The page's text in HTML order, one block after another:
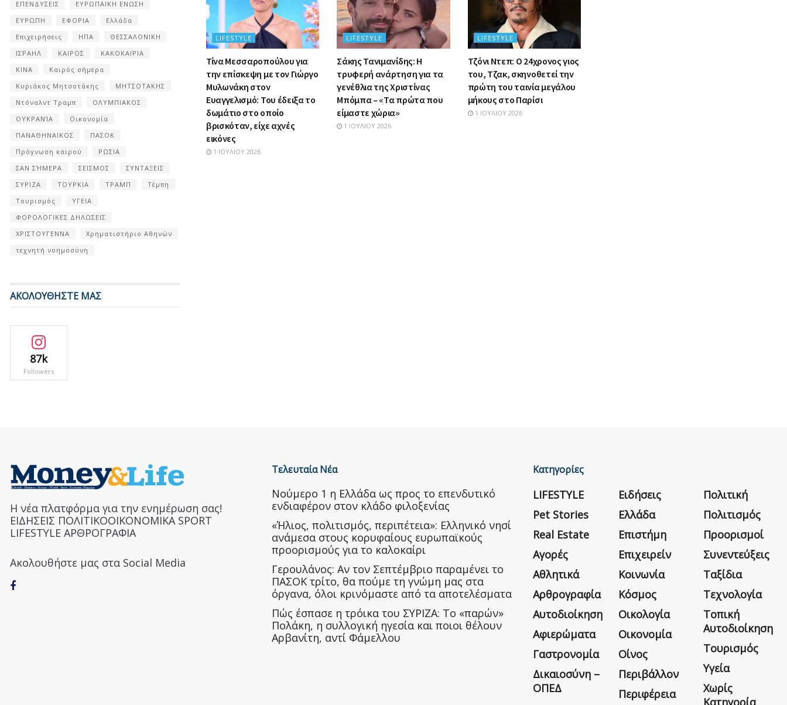
LIFESTYLE
Τίνα Μεσσαροπούλου για
την επίσκεψη με τον Γιώργο
Μυλωνάκη στον
Ευαγγελισμό: Του έδειξα το
δωμάτιο στο οποίο
βρισκόταν, είχε αχνές
εικόνες
1 ΙΟΥΛΊΟΥ 2026
LIFESTYLE
Σάκης Τανιμανίδης: Η
τρυφερή ανάρτηση για τα
γενέθλια της Χριστίνας
Μπόμπα – «Τα πρώτα που
είμαστε χώρια»
1 ΙΟΥΛΊΟΥ 2026
LIFESTYLE
Τζόνι Ντεπ: Ο 24χρονος γιος
του, Τζακ, σκηνοθετεί την
πρώτη του ταινία μεγάλου
μήκους στο Παρίσι
1 ΙΟΥΛΊΟΥ 2026
ΕΠΕΝΔΥΣΕΙΣ
ΕΥΡΩΠΑΪΚΗ ΕΝΩΣΗ
ΕΥΡΩΠΗ
ΕΦΟΡΙΑ
Ελλάδα
Επιχειρήσεις
ΗΠΑ
ΘΕΣΣΑΛΟΝΙΚΗ
ΙΣΡΑΗΛ
ΚΑΙΡΟΣ
ΚΑΚΟΚΑΙΡΙΑ
ΚΙΝΑ
Καιρός σήμερα
Κυριάκος Μητσοτάκης
ΜΗΤΣΟΤΑΚΗΣ
Ντόναλντ Τραμπ
ΟΛΥΜΠΙΑΚΟΣ
ΟΥΚΡΑΝΊΑ
Οικονομία
ΠΑΝΑΘΗΝΑΙΚΟΣ
ΠΑΣΟΚ
Πρόγνωση καιρού
ΡΩΣΙΑ
ΣΑΝ ΣΉΜΕΡΑ
ΣΕΙΣΜΟΣ
ΣΥΝΤΑΞΕΙΣ
ΣΥΡΙΖΑ
ΤΟΥΡΚΙΑ ΤΡΑΜΠ
Τέμπη
Τουρισμός
ΥΓΕΙΑ
ΦΟΡΟΛΟΓΙΚΕΣ ΔΗΛΩΣΕΙΣ
ΧΡΙΣΤΟΥΓΕΝΝΑ
Χρηματιστήριο Αθηνών
τεχνητή νοημοσύνη
ΑΚΟΛΟΥΘΗΣΤΕ ΜΑΣ
87k
Followers
Η νέα πλατφόρμα για την ενημέρωση σας!
ΕΙΔΗΣΕΙΣ ΠΟΛΙΤΙΚΟΟΙΚΟΝΟΜΙΚΑ SPORT
LIFESTYLE ΑΡΘΡΟΓΡΑΦΙΑ
Ακολουθήστε μας στα Social Media
Τελευταία Νέα
Nούμερο 1 η Ελλάδα ως προς το επενδυτικό
ενδιαφέρον στον κλάδο φιλοξενίας
«Ήλιος, πολιτισμός, περιπέτεια»: Ελληνικό νησί
ανάμεσα στους κορυφαίους ευρωπαϊκούς
προορισμούς για το καλοκαίρι
Γερουλάνος: Αν τον Σεπτέμβριο παραμένει το
ΠΑΣΟΚ τρίτο, θα πούμε τη γνώμη μας στα
όργανα, όλοι κρινόμαστε από τα αποτελέσματα
Πώς έσπασε η τρόικα του ΣΥΡΙΖΑ: Το «παρών»
Πολάκη, η συλλογική ηγεσία και ποιοι θέλουν
Αρβανίτη, αντί Φάμελλου
Κατηγορίες
LIFESTYLE
Pet Stories
Real Estate
Αγορές
Αθλητικά
Αρθρογραφία
Αυτοδιοίκηση
Αφιερώματα
Γαστρονομία
Δικαιοσύνη –
ΟΠΕΔ
Ειδήσεις
Ελλάδα
Επιστήμη
Επιχειρείν
Κοινωνία
Κόσμος
Οικολογία
Οικονομία
Οίνος
Περιβάλλον
Περιφέρεια
Πολιτική
Πολιτισμός
Προορισμοί
Συνεντεύξεις
Ταξίδια
Τεχνολογία
Τοπική
Αυτοδιοίκηση
Τουρισμός
Υγεία
Χωρίς
Κατηγορία